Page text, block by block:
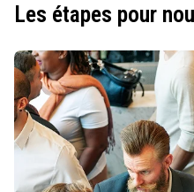
Les étapes pour